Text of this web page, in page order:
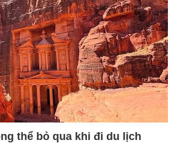
thể bỏ qua khi đi du lịch